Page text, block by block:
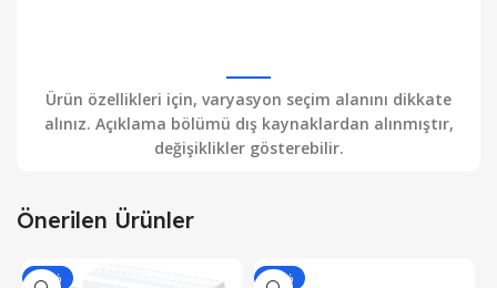
Ürün özellikleri için, varyasyon seçim alanını dikkate
alınız. Açıklama bölümü dış kaynaklardan alınmıştır,
değişiklikler gösterebilir.
Önerilen Ürünler
-43% -46%